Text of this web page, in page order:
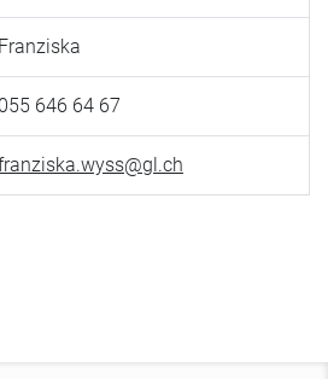
Franziska
055 646 64 67